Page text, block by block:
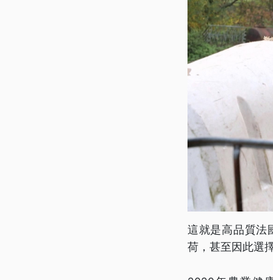
這就是高品質法
荷，甚至因此選